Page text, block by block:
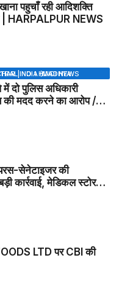
पहुचाँ रही आदिशक्ति
HARPALPUR NEWS
दो पुलिस अधिकारी
की मदद करने का आरोप /
सेनेटाइजर की
कार्रवाई, मेडिकल स्टोर
LTD पर CBI की